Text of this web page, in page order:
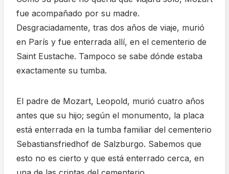
fue acompañado por su madre.
Desgraciadamente, tras dos años de viaje, murió
en París y fue enterrada allí, en el cementerio de
Saint Eustache. Tampoco se sabe dónde estaba
exactamente su tumba.
El padre de Mozart, Leopold, murió cuatro años
antes que su hijo; según el monumento, la placa
está enterrada en la tumba familiar del cementerio
Sebastiansfriedhof de Salzburgo. Sabemos que
esto no es cierto y que está enterrado cerca, en